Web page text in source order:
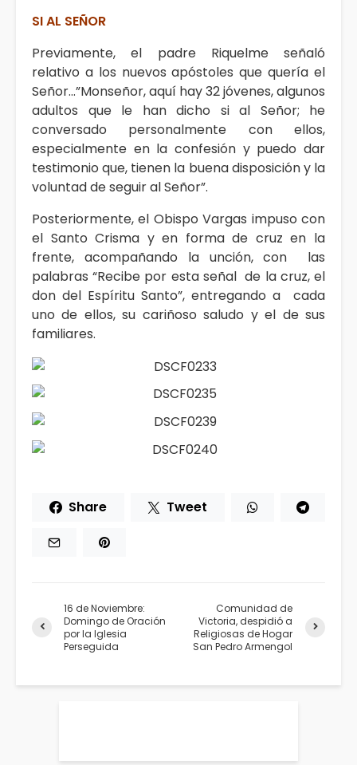
SI AL SEÑOR
Previamente, el padre Riquelme señaló
relativo a los nuevos apóstoles que quería el
Señor…”Monseñor, aquí hay 32 jóvenes, algunos
adultos que le han dicho si al Señor; he
conversado personalmente con ellos,
especialmente en la confesión y puedo dar
testimonio que, tienen la buena disposición y la
voluntad de seguir al Señor”.
Posteriormente, el Obispo Vargas impuso con
el Santo Crisma y en forma de cruz en la
frente, acompañando la unción, con las
palabras “Recibe por esta señal de la cruz, el
don del Espíritu Santo”, entregando a cada
uno de ellos, su cariñoso saludo y el de sus
familiares.
Share Tweet
16 de Noviembre:
Domingo de Oración
por la Iglesia
Perseguida
Comunidad de
Victoria, despidió a
Religiosas de Hogar
San Pedro Armengol